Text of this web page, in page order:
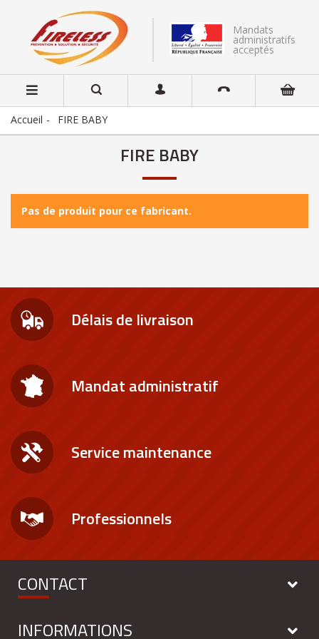
Mandats
administratifs
acceptés
Accueil FIRE BABY
FIRE BABY
Pas de produit pour ce fabricant.
Délais de livraison
Mandat administratif
Service maintenance
Professionnels
CONTACT
INFORMATIONS